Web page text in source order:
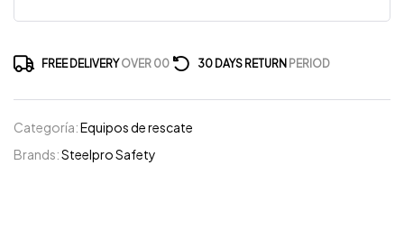
FREE DELIVERYOVER 00 30 DAYS RETURN PERIOD
Categoría:Equipos de rescate
Brands:Steelpro Safety